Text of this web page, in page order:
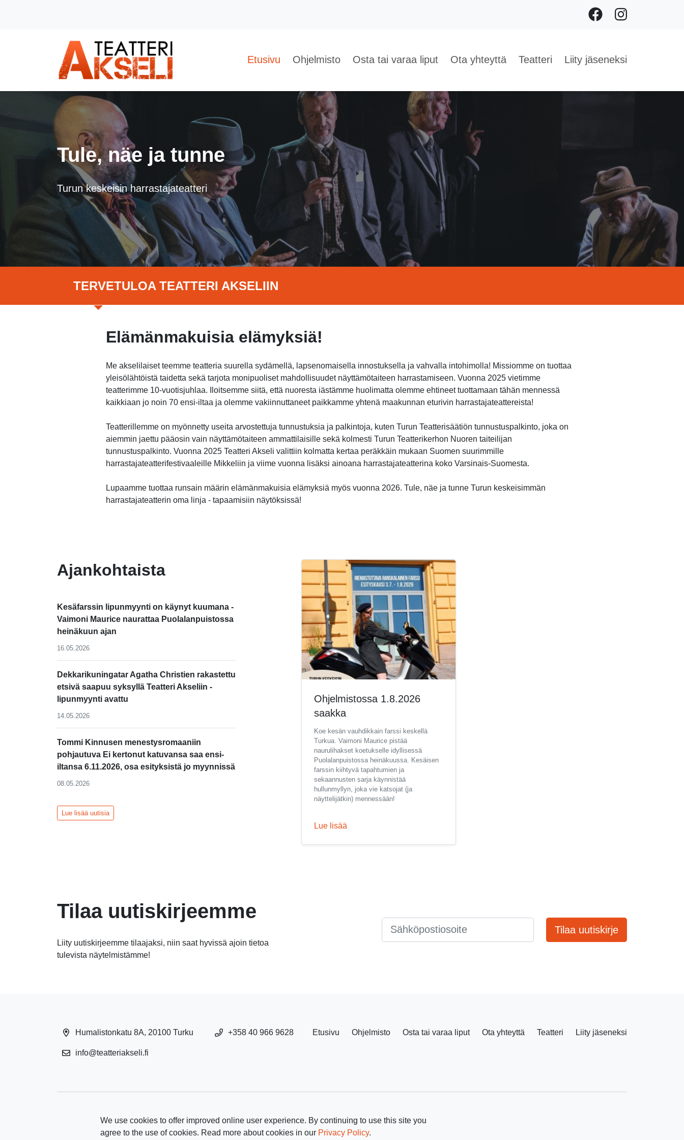
FacebookInstagram
Etusivu Ohjelmisto Osta tai varaa liput Ota yhteyttä Teatteri Liity jäseneksi
We use cookies to offer improved online user experience. By continuing to use this site you
agree to the use of cookies. Read more about cookies in our Privacy Policy.
Tule, näe ja tunne
Turun keskeisin harrastajateatteri
TERVETULOA TEATTERI AKSELIIN
Elämänmakuisia elämyksiä!
Me akselilaiset teemme teatteria suurella sydämellä, lapsenomaisella innostuksella ja vahvalla intohimolla! Missiomme on tuottaa
yleisölähtöistä taidetta sekä tarjota monipuoliset mahdollisuudet näyttämötaiteen harrastamiseen. Vuonna 2025 vietimme
teatterimme 10-vuotisjuhlaa. Iloitsemme siitä, että nuoresta iästämme huolimatta olemme ehtineet tuottamaan tähän mennessä
kaikkiaan jo noin 70 ensi-iltaa ja olemme vakiinnuttaneet paikkamme yhtenä maakunnan eturivin harrastajateattereista!
Teatterillemme on myönnetty useita arvostettuja tunnustuksia ja palkintoja, kuten Turun Teatterisäätiön tunnustuspalkinto, joka on
aiemmin jaettu pääosin vain näyttämötaiteen ammattilaisille sekä kolmesti Turun Teatterikerhon Nuoren taiteilijan
tunnustuspalkinto. Vuonna 2025 Teatteri Akseli valittiin kolmatta kertaa peräkkäin mukaan Suomen suurimmille
harrastajateatterifestivaaleille Mikkeliin ja viime vuonna lisäksi ainoana harrastajateatterina koko Varsinais-Suomesta.
Lupaamme tuottaa runsain määrin elämänmakuisia elämyksiä myös vuonna 2026. Tule, näe ja tunne Turun keskeisimmän
harrastajateatterin oma linja - tapaamisiin näytöksissä!
Ajankohtaista
Kesäfarssin lipunmyynti on käynyt kuumana -
Vaimoni Maurice naurattaa Puolalanpuistossa
heinäkuun ajan
16.05.2026
Dekkarikuningatar Agatha Christien rakastettu
etsivä saapuu syksyllä Teatteri Akseliin -
lipunmyynti avattu
14.05.2026
Tommi Kinnusen menestysromaaniin
pohjautuva Ei kertonut katuvansa saa ensi-
iltansa 6.11.2026, osa esityksistä jo myynnissä
08.05.2026
Lue lisää uutisia
Ohjelmistossa 1.8.2026
saakka
Koe kesän vauhdikkain farssi keskellä
Turkua. Vaimoni Maurice pistää
naurulihakset koetukselle idyllisessä
Puolalanpuistossa heinäkuussa. Kesäisen
farssin kiihtyvä tapahtumien ja
sekaannusten sarja käynnistää
hullunmyllyn, joka vie katsojat (ja
näyttelijätkin) mennessään!
Lue lisää
Tilaa uutiskirjeemme
Liity uutiskirjeemme tilaajaksi, niin saat hyvissä ajoin tietoa
tulevista näytelmistämme!
Tilaa uutiskirje
Humalistonkatu 8A, 20100 Turku +358 40 966 9628
info@teatteriakseli.fi
Etusivu Ohjelmisto Osta tai varaa liput Ota yhteyttä Teatteri Liity jäseneksi